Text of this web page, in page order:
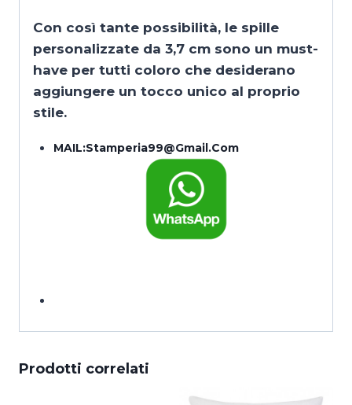
Con così tante possibilità, le spille
personalizzate da 3,7 cm sono un must-
have per tutti coloro che desiderano
aggiungere un tocco unico al proprio
stile.
MAIL:Stamperia99@gmail.com
Prodotti correlati